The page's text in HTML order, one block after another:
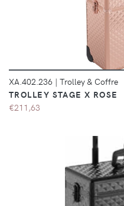
XA.402.236 | Trolley & Coffre
TROLLEY STAGE X ROSE
€211,63